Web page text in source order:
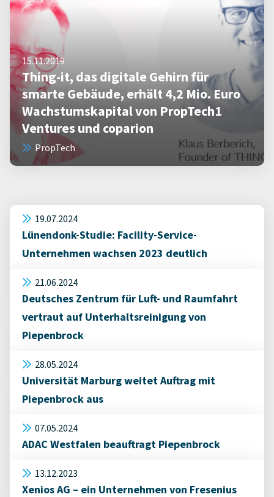
15.11.2019
Thing-it, das digitale Gehirn für
smarte Gebäude, erhält 4,2 Mio. Euro
Wachstumskapital von PropTech1
Ventures und coparion
PropTech
19.07.2024
Lünendonk-Studie: Facility-Service-
Unternehmen wachsen 2023 deutlich
21.06.2024
Deutsches Zentrum für Luft- und Raumfahrt
vertraut auf Unterhaltsreinigung von
Piepenbrock
28.05.2024
Universität Marburg weitet Auftrag mit
Piepenbrock aus
07.05.2024
ADAC Westfalen beauftragt Piepenbrock
13.12.2023
Xenios AG – ein Unternehmen von Fresenius